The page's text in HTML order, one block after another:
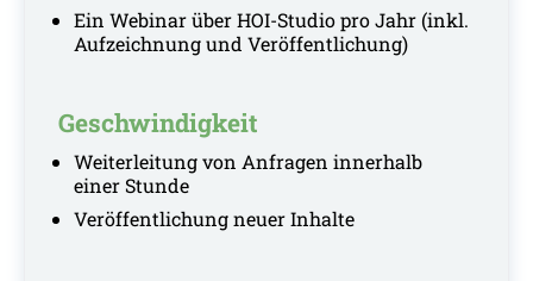
Ein Webinar über HOI-Studio pro Jahr (inkl.
Aufzeichnung und Veröffentlichung)
Geschwindigkeit
Weiterleitung von Anfragen innerhalb
einer Stunde
Veröffentlichung neuer Inhalte